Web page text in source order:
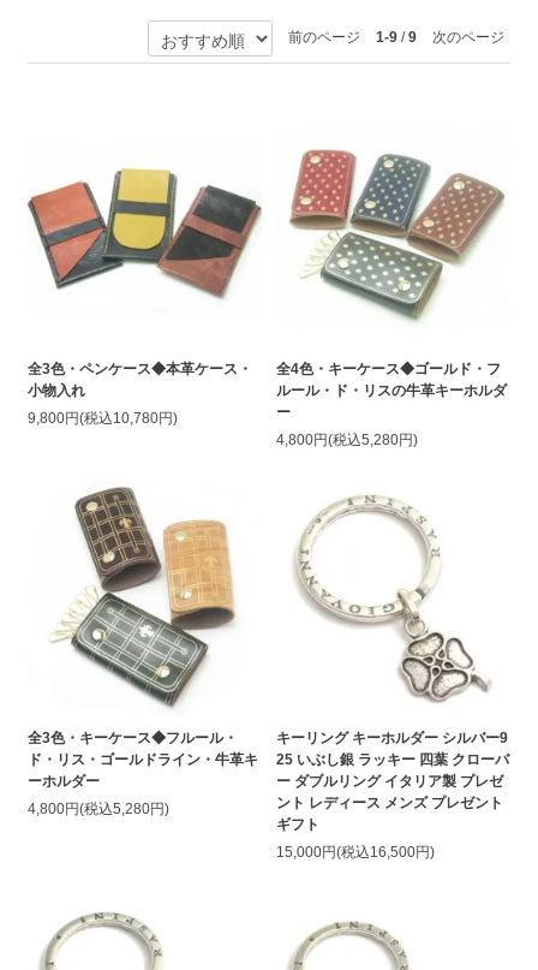
前のページ 1-9/9 次のページ
全3色・ペンケース◆本革ケース・
小物入れ
9,800円(税込10,780円)
全4色・キーケース◆ゴールド・フ
ルール・ド・リスの牛革キーホルダ
ー
4,800円(税込5,280円)
全3色・キーケース◆フルール・
ド・リス・ゴールドライン・牛革キ
ーホルダー
4,800円(税込5,280円)
キーリング キーホルダー シルバー9
25 いぶし銀 ラッキー 四葉 クローバ
ー ダブルリング イタリア製 プレゼ
ント レディース メンズ プレゼント
ギフト
15,000円(税込16,500円)